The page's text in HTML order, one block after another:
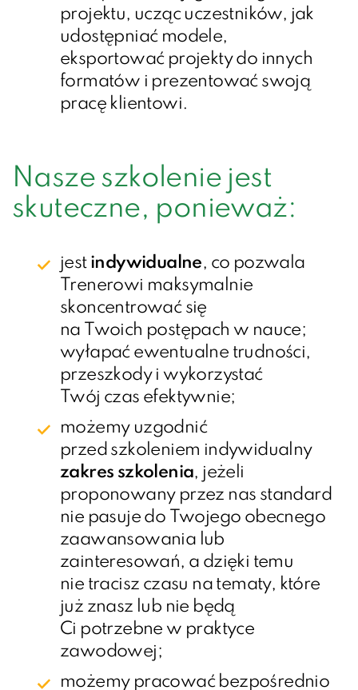
projektu, ucząc uczestników, jak
udostępniać modele,
eksportować projekty do innych
formatów i prezentować swoją
pracę klientowi.
Nasze szkolenie jest
skuteczne, ponieważ:
jest indywidualne, co pozwala
Trenerowi maksymalnie
skoncentrować się
na Twoich postępach w nauce;
wyłapać ewentualne trudności,
przeszkody i wykorzystać
Twój czas efektywnie;
możemy uzgodnić
przed szkoleniem indywidualny
zakres szkolenia, jeżeli
proponowany przez nas standard
nie pasuje do Twojego obecnego
zaawansowania lub
zainteresowań, a dzięki temu
nie tracisz czasu na tematy, które
już znasz lub nie będą
Ci potrzebne w praktyce
zawodowej;
możemy pracować bezpośrednio